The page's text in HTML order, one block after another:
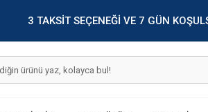
3 TAKSİT SEÇENEĞİ VE 7 GÜN